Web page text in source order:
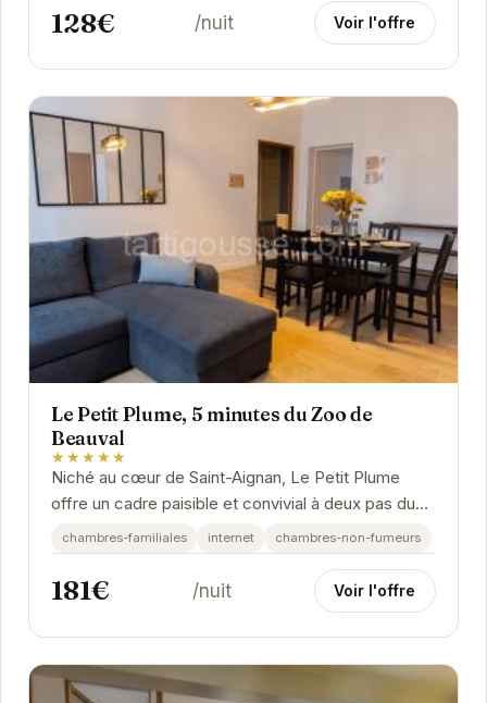
128€ /nuit Voir l'offre
Le Petit Plume, 5 minutes du Zoo de
Beauval
★★★★★
Niché au cœur de Saint-Aignan, Le Petit Plume
offre un cadre paisible et convivial à deux pas du
Zoo de Beauval. Ses chambres confortables et
son...
chambres-familiales internet chambres-non-fumeurs
181€ /nuit Voir l'offre